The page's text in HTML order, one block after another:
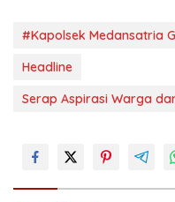
#Kapolsek Medansatria
Headline
Serap Aspirasi Warga